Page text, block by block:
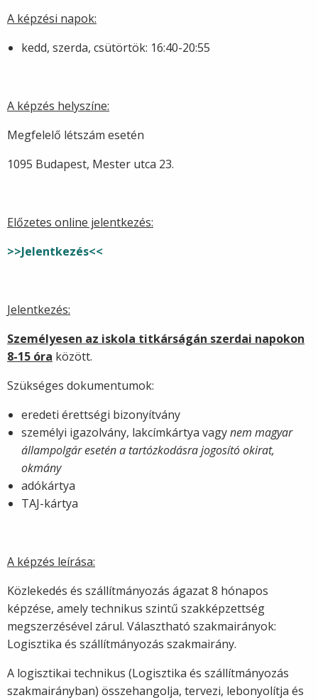
A képzési napok:
kedd, szerda, csütörtök: 16:40-20:55
A képzés helyszíne:
Megfelelő létszám esetén
1095 Budapest, Mester utca 23.
Előzetes online jelentkezés:
>>Jelentkezés<<
Jelentkezés:
Személyesen az iskola titkárságán szerdai napokon
8-15 óra között.
Szükséges dokumentumok:
eredeti érettségi bizonyítvány
személyi igazolvány, lakcímkártya vagynem magyar
állampolgár esetén a tartózkodásra jogosító okirat,
okmány
adókártya
TAJ-kártya
A képzés leírása:
Közlekedés és szállítmányozás ágazat 8 hónapos
képzése, amely technikus szintű szakképzettség
megszerzésével zárul. Választható szakmairányok:
Logisztika és szállítmányozás szakmairány.
A logisztikai technikus (Logisztika és szállítmányozás
szakmairányban) összehangolja, tervezi, lebonyolítja és